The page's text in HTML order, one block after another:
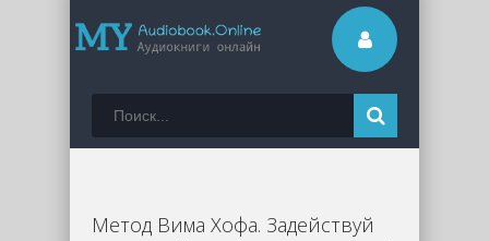
Метод Вима Хофа. Задействуй